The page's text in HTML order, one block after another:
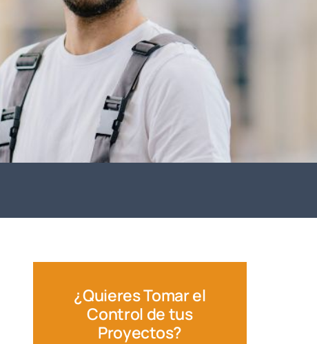
¿Quieres Tomar el
Control de tus
Proyectos?